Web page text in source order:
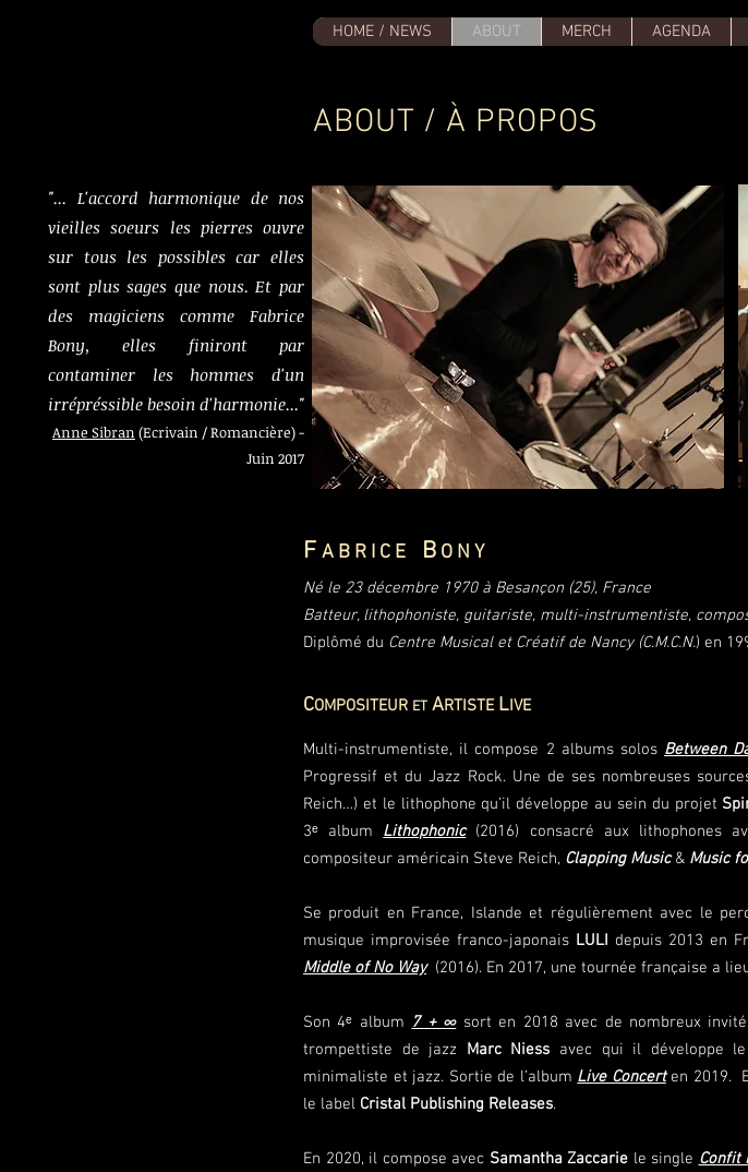
HOME / NEWS ABOUT MERCH AGENDA
ABOUT / À PROPOS
"... L'accord harmonique de nos
vieilles soeurs les pierres ouvre
sur tous les possibles car elles
sont plus sages que nous. Et par
des magiciens comme Fabrice
Bony, elles finiront par
contaminer les hommes d'un
irrépréssible besoin d'harmonie..."
Anne Sibran (Ecrivain / Romancière) -
Juin 2017
F A B R I C E B O N Y
Né le 23 décembre 1970 à Besançon (25), France
Batteur, lithophoniste, guitariste, multi-instrumentiste,
Diplômé du Centre Musical et Créatif de Nancy (C.M.C.N.) en
COMPOSITEUR ET ARTISTE LIVE
Multi-instrumentiste, il compose 2 albums solos Between
Progressif et du Jazz Rock. Une de ses nombreuses
Reich…) et le lithophone qu’il développe au sein du projet
3ᵉ album Lithophonic (2016) consacré aux lithophones
compositeur américain Steve Reich, Clapping Music& Music
Se produit en France, Islande et régulièrement avec le
musique improvisée franco-japonais LULI depuis 2013 en
Middle of No Way(2016). En 2017, une tournée française a
Son 4ᵉ album 7 + ∞sort en 2018 avec de nombreux
trompettiste de jazz Marc Niess avec qui il développe
minimaliste et jazz. Sortie de l’album Live Concerten 2019.
le label Cristal Publishing Releases.
En 2020, il compose avec Samantha Zaccarie le single Confit